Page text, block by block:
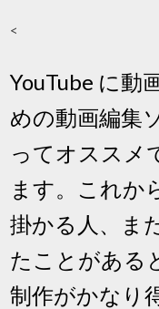
<
YouTube に動
めの動画編集
ってオススメ
ます。これか
掛かる人、ま
たことがある
制作がかなり